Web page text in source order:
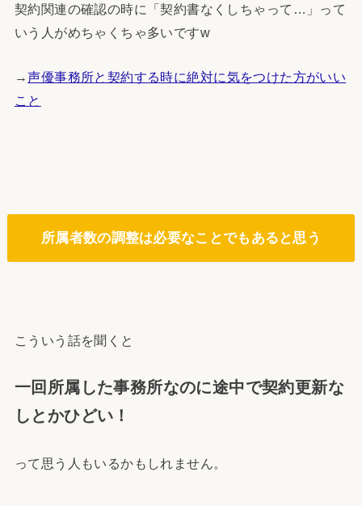
契約関連の確認の時に「契約書なくしちゃって…」って
いう人がめちゃくちゃ多いですw
→声優事務所と契約する時に絶対に気をつけた方がいい
こと
所属者数の調整は必要なことでもあると思う
こういう話を聞くと
一回所属した事務所なのに途中で契約更新な
しとかひどい！
って思う人もいるかもしれません。